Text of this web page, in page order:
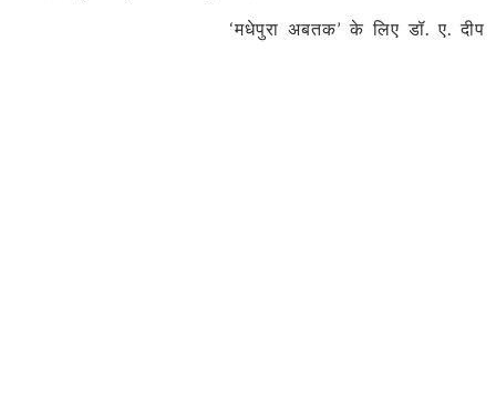
‘मधेपुरा अबतक’ के लिए डॉ. ए. दीप